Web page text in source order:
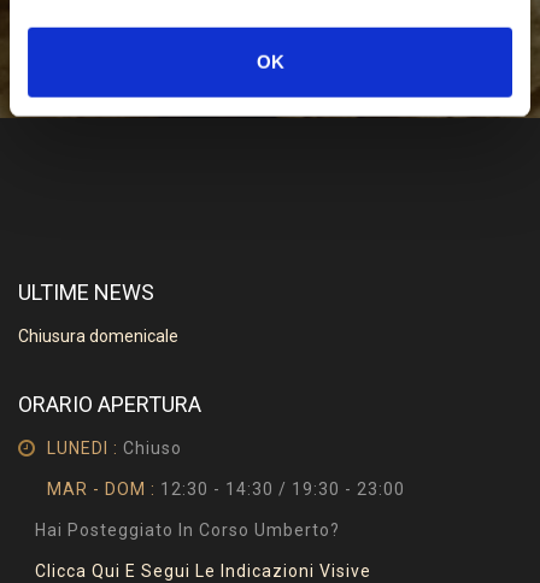
OK
ULTIME NEWS
Chiusura domenicale
ORARIO APERTURA
LUNEDI : Chiuso
MAR - DOM : 12:30 - 14:30 / 19:30 - 23:00
Hai Posteggiato In Corso Umberto?
Clicca Qui E Segui Le Indicazioni Visive